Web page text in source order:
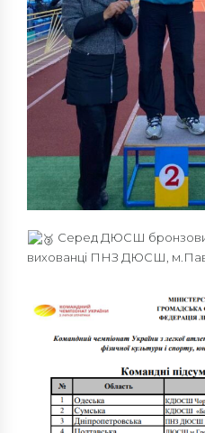
Серед ДЮСШ
вихованці ПНЗ ДЮСШ,